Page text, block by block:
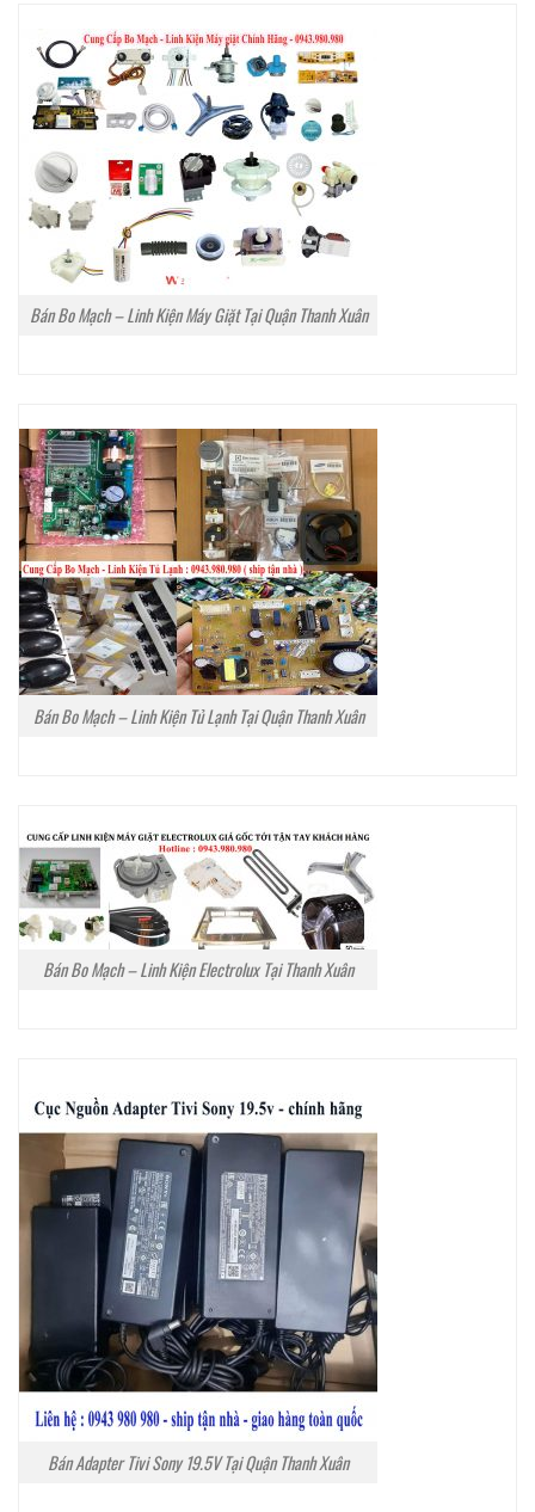
Bán Bo Mạch – Linh Kiện Máy Giặt Tại Quận Thanh Xuân
Bán Bo Mạch – Linh Kiện Tủ Lạnh Tại Quận Thanh Xuân
Bán Bo Mạch – Linh Kiện Electrolux Tại Thanh Xuân
Bán Adapter Tivi Sony 19.5V Tại Quận Thanh Xuân